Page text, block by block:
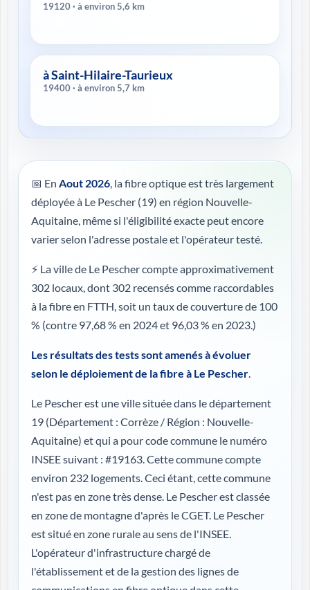
19120 · à environ 5,6 km
à Saint-Hilaire-Taurieux
19400 · à environ 5,7 km
📅 En Aout 2026, la fibre optique est très largement
déployée à Le Pescher (19) en région Nouvelle-
Aquitaine, même si l'éligibilité exacte peut encore
varier selon l'adresse postale et l'opérateur testé.
⚡ La ville de Le Pescher compte approximativement
302 locaux, dont 302 recensés comme raccordables
à la fibre en FTTH, soit un taux de couverture de 100
% (contre 97,68 % en 2024 et 96,03 % en 2023.)
Les résultats des tests sont amenés à évoluer
selon le déploiement de la fibre à Le Pescher.
Le Pescher est une ville située dans le département
19 (Département : Corrèze / Région : Nouvelle-
Aquitaine) et qui a pour code commune le numéro
INSEE suivant : #19163. Cette commune compte
environ 232 logements. Ceci étant, cette commune
n'est pas en zone très dense. Le Pescher est classée
en zone de montagne d'après le CGET. Le Pescher
est situé en zone rurale au sens de l'INSEE.
L'opérateur d'infrastructure chargé de
l'établissement et de la gestion des lignes de